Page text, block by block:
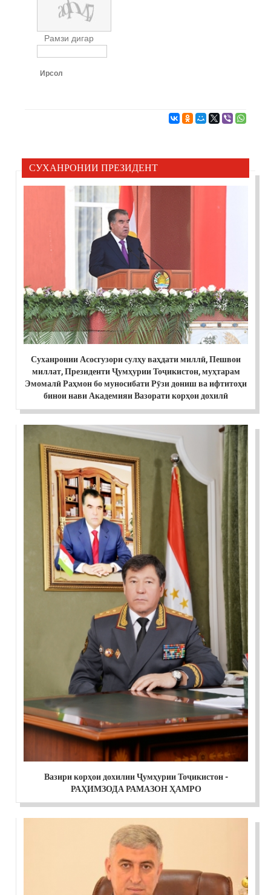
Рамзи дигар
Ирсол
СУХАНРОНИИ ПРЕЗИДЕНТ
Суханронии Асосгузори сулҳу ваҳдати миллӣ, Пешвои
миллат, Президенти Ҷумҳурии Тоҷикистон, муҳтарам
Эмомалӣ Раҳмон бо муносибати Рӯзи дониш ва ифтитоҳи
бинои нави Академияи Вазорати корҳои дохилӣ
Вазири корҳои дохилии Ҷумҳурии Тоҷикистон -
РАҲИМЗОДА РАМАЗОН ҲАМРО